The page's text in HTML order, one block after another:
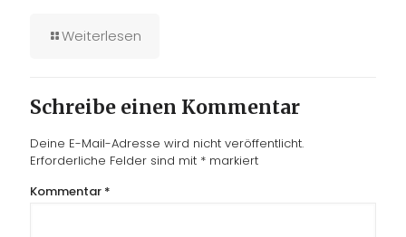
Weiterlesen
Schreibe einen Kommentar
Deine E-Mail-Adresse wird nicht veröffentlicht.
Erforderliche Felder sind mit * markiert
Kommentar *